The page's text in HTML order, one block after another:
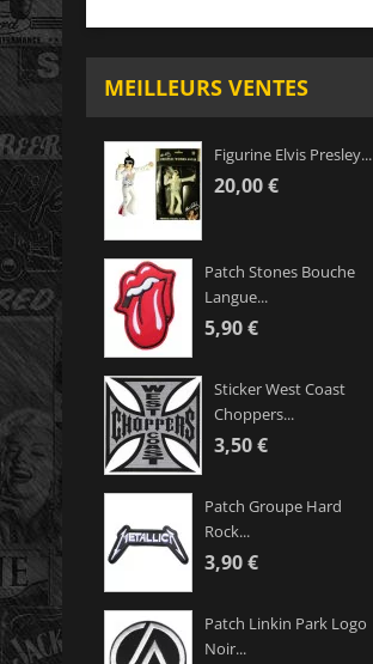
MEILLEURS VENTES
Figurine Elvis Presley...
20,00 €
Patch Stones Bouche
Langue...
5,90 €
Sticker West Coast
Choppers...
3,50 €
Patch Groupe Hard
Rock...
3,90 €
Patch Linkin Park Logo
Noir...